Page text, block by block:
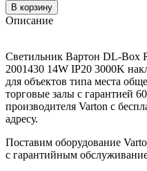
В корзину
Описание
Светильник Вартон DL-Box
2001430 14W IP20 3000K
для объектов типа места
торговые залы с гарантией
производителя Varton с
адресу.
Поставим оборудование
с гарантийным